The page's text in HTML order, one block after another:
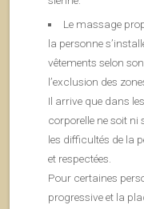
Le massage
la personne
vêtements selon
l’exclusion des
Il arrive que dans
corporelle ne soit ni
les difficultés de la
et respectées.
Pour certaines
progressive et la